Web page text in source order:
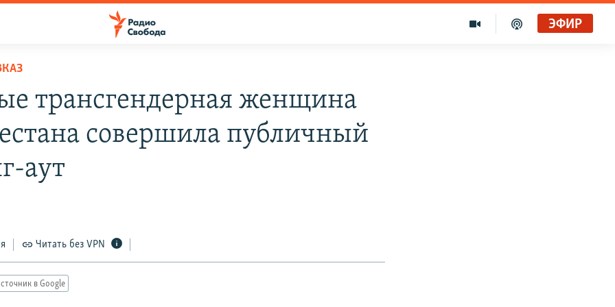
ЭФИР
трансгендерная женщина
совершила публичный
аут
Читать без VPN
в Google